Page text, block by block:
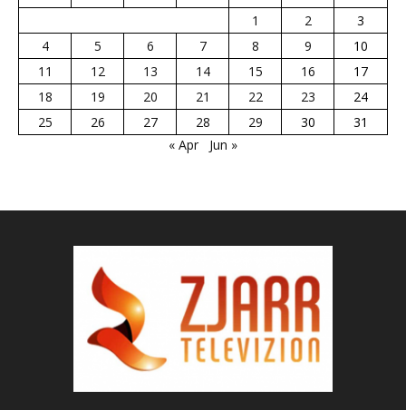
1
2
3
4
5 6 7 8 9
10
11
12 13 14 15 16
17
18
19 20 21 22 23
24
25
26 27 28 29 30
31
« Apr
Jun »